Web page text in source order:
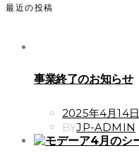
最近の投稿
事業終了のお知らせ
POSTED
ON
2025年4月14日
BYJP-ADMIN